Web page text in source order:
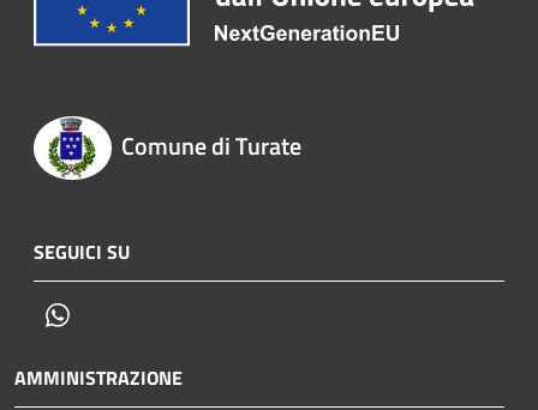
Comune di Turate
SEGUICI SU
AMMINISTRAZIONE